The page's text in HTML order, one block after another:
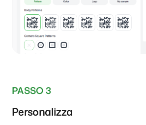
PASSO 3
Personalizza